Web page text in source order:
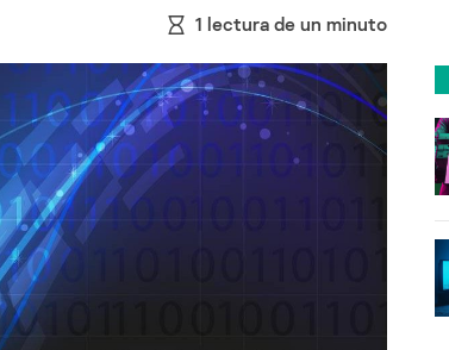
1 lectura de un minuto